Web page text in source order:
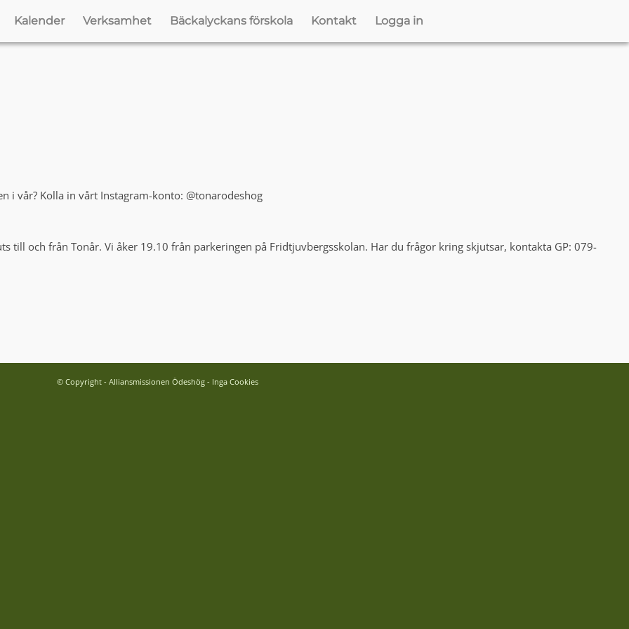
Kalender Verksamhet Bäckalyckans förskola Kontakt Logga in
i vår? Kolla in vårt Instagram-konto: @tonarodeshog
till och från Tonår. Vi åker 19.10 från parkeringen på Fridtjuvbergsskolan. Har du frågor kring skjutsar, kontakta GP: 079-
© Copyright - Alliansmissionen Ödeshög - Inga Cookies